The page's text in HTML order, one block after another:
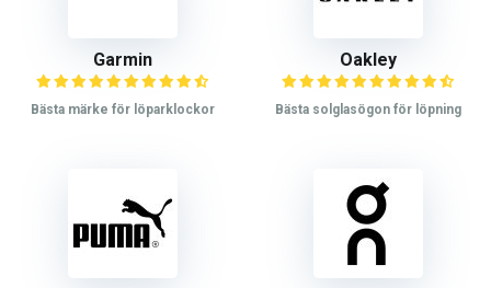
Garmin
Bästa märke för löparklockor
Oakley
Bästa solglasögon för löpning